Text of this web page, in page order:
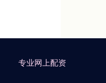
专业网上配资